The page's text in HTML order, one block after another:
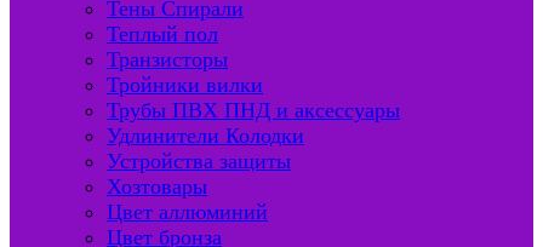
Тены Спирали
Теплый пол
Транзисторы
Тройники вилки
Трубы ПВХ ПНД и аксессуары
Удлинители Колодки
Устройства защиты
Хозтовары
Цвет аллюминий
Цвет бронза